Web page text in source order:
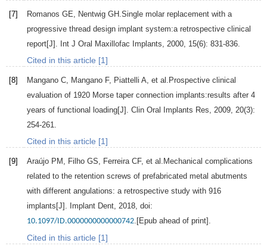
[7] Romanos GE, Nentwig GH.Single molar replacement with a
progressive thread design implant system:a retrospective clinical
report[J]. Int J Oral Maxillofac Implants, 2000, 15(6): 831-836.
Cited in this article [1]
[8] Mangano C, Mangano F, Piattelli A, et al.Prospective clinical
evaluation of 1920 Morse taper connection implants:results after 4
years of functional loading[J]. Clin Oral Implants Res, 2009, 20(3):
254-261.
Cited in this article [1]
[9] Araújo PM , Filho GS, Ferreira CF, et al.Mechanical complications
related to the retention screws of prefabricated metal abutments
with different angulations: a retrospective study with 916
implants[J]. Implant Dent, 2018, doi:
10.1097/ID.0000000000000742.[Epub ahead of print].
Cited in this article [1]